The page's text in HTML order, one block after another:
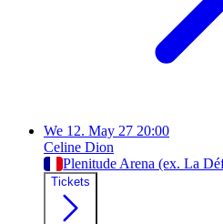
We 12. May 27 20:00
Celine Dion
Plenitude Arena (ex. La
Tickets